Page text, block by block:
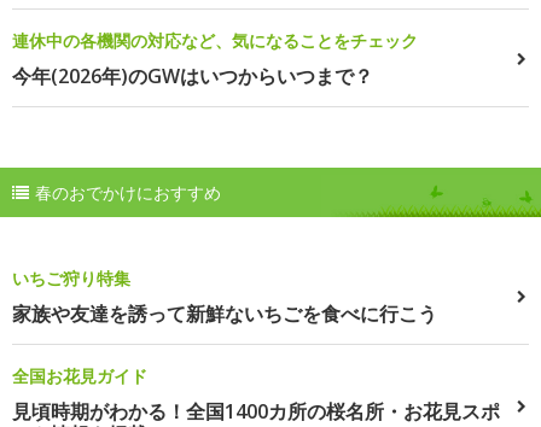
連休中の各機関の対応など、気になることをチェック
今年(2026年)のGWはいつからいつまで？
春のおでかけにおすすめ
いちご狩り特集
家族や友達を誘って新鮮ないちごを食べに行こう
全国お花見ガイド
見頃時期がわかる！全国1400カ所の桜名所・お花見スポ